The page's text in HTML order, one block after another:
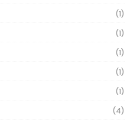
(1)
(1)
(1)
(1)
(1)
(4)